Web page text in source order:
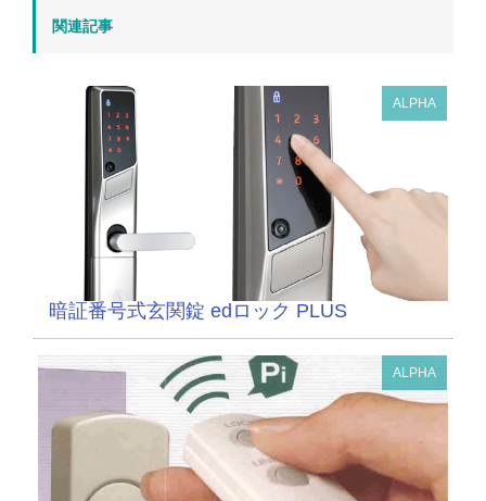
関連記事
ALPHA
暗証番号式玄関錠 edロック PLUS
ALPHA